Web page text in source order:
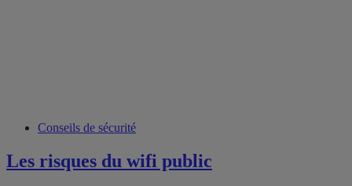
Conseils de sécurité
Les risques du wifi public